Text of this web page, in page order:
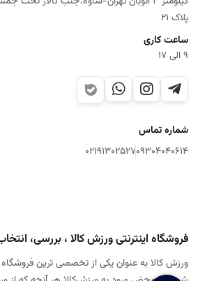
پلاک 21
ساعت کاری
9 الی 17
شماره تماس
09304040614
02191302527
فروشگاه اینترنتی ورزش کالا ، بررسی،
ورزش کالا به عنوان یکی از تخصصی ترین فروشگاه